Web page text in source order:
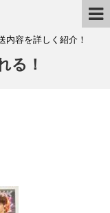
内容を詳しく紹介！
る！